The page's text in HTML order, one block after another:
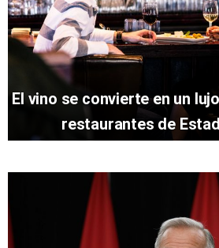
El vino se convierte en un
restaurantes de